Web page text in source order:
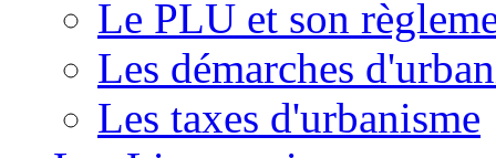
Le PLU et son
Les démarches
Les taxes d'urbanisme